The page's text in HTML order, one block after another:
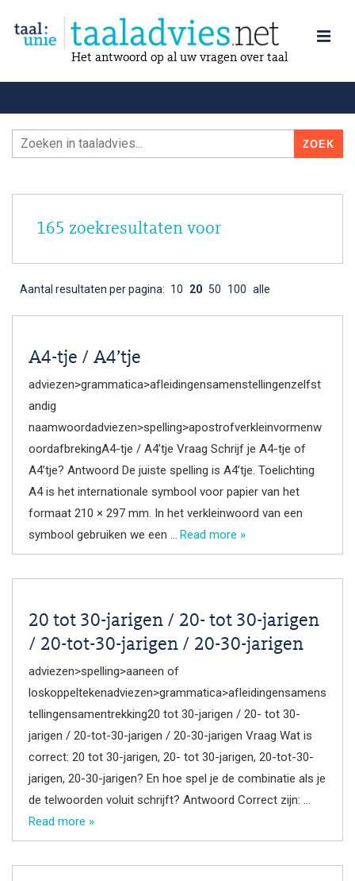
Het antwoord op al uw vragen over taal
165 zoekresultaten voor
Aantal resultaten per pagina: 10 20 50 100 alle
A4-tje / A4’tje
adviezen>grammatica>afleidingensamenstellingenzelfst
andig
naamwoordadviezen>spelling>apostrofverkleinvormenw
oordafbrekingA4-tje / A4’tje Vraag Schrijf je A4-tje of
A4’tje? Antwoord De juiste spelling is A4’tje. Toelichting
A4 is het internationale symbool voor papier van het
formaat 210 × 297 mm. In het verkleinwoord van een
symbool gebruiken we een … Read more »
20 tot 30-jarigen / 20- tot 30-jarigen
/ 20-tot-30-jarigen / 20-30-jarigen
adviezen>spelling>aaneen of
loskoppeltekenadviezen>grammatica>afleidingensamens
tellingensamentrekking20 tot 30-jarigen / 20- tot 30-
jarigen / 20-tot-30-jarigen / 20-30-jarigen Vraag Wat is
correct: 20 tot 30-jarigen, 20- tot 30-jarigen, 20-tot-30-
jarigen, 20-30-jarigen? En hoe spel je de combinatie als je
de telwoorden voluit schrijft? Antwoord Correct zijn: …
Read more »